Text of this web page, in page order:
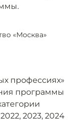
«Москва»
профессиях»
программы
2023, 2024